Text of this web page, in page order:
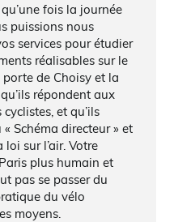
fois la journée
puissions nous
services pour étudier
réalisables sur le
de Choisy et la
répondent aux
et qu’ils
Schéma directeur » et
sur l’air. Votre
plus humain et
pas se passer du
du vélo
moyens.